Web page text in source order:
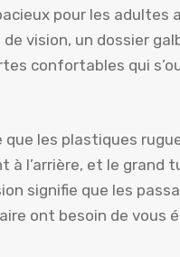
pour les adultes
de vision, un dossier
confortables qui
que les plastiques
à l’arrière, et le grand
signifie que les
ont besoin de vous